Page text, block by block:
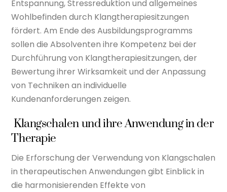
Entspannung, Stressreduktion und allgemeines
Wohlbefinden durch Klangtherapiesitzungen
fördert. Am Ende des Ausbildungsprogramms
sollen die Absolventen ihre Kompetenz bei der
Durchführung von Klangtherapiesitzungen, der
Bewertung ihrer Wirksamkeit und der Anpassung
von Techniken an individuelle
Kundenanforderungen zeigen.
Klangschalen und ihre Anwendung in der
Therapie
Die Erforschung der Verwendung von Klangschalen
in therapeutischen Anwendungen gibt Einblick in
die harmonisierenden Effekte von